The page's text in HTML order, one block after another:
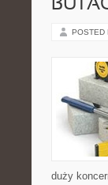
POSTED
duży